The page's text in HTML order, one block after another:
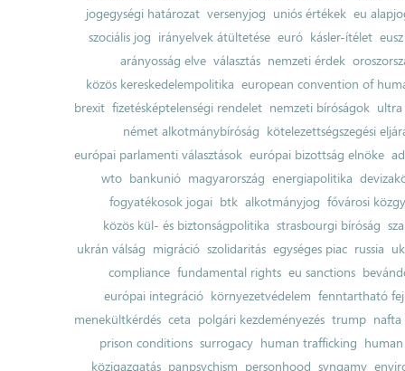
jogegységi határozat versenyjog uniós értékek eu
szociális jog irányelvek átültetése euró kásler-ítélet
arányosság elve választás nemzeti érdek
közös kereskedelempolitika european convention of
brexit fizetésképtelenségi rendelet nemzeti bíróságok ultra
német alkotmánybíróság kötelezettségszegési
európai parlamenti választások európai bizottság elnöke
wto bankunió magyarország energiapolitika
fogyatékosok jogai btk alkotmányjog fővárosi
közös kül- és biztonságpolitika strasbourgi bíróság
ukrán válság migráció szolidaritás egységes piac russia
compliance fundamental rights eu sanctions
európai integráció környezetvédelem fenntartható
menekültkérdés ceta polgári kezdeményezés trump nafta
prison conditions surrogacy human trafficking
közigazgatás panpsychism personhood syngamy